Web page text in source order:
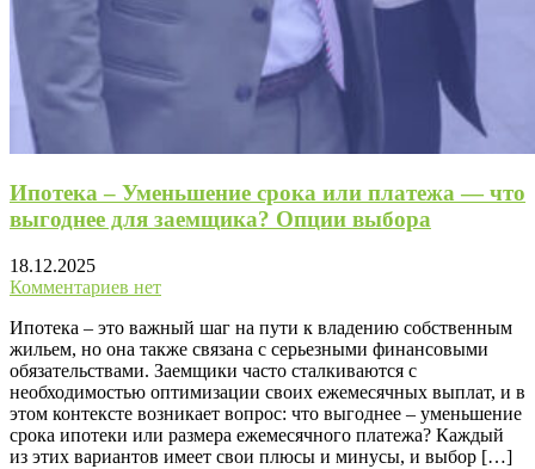
Ипотека – Уменьшение срока или платежа — что
выгоднее для заемщика? Опции выбора
18.12.2025
Комментариев нет
Ипотека – это важный шаг на пути к владению собственным
жильем, но она также связана с серьезными финансовыми
обязательствами. Заемщики часто сталкиваются с
необходимостью оптимизации своих ежемесячных выплат, и в
этом контексте возникает вопрос: что выгоднее – уменьшение
срока ипотеки или размера ежемесячного платежа? Каждый
из этих вариантов имеет свои плюсы и минусы, и выбор […]